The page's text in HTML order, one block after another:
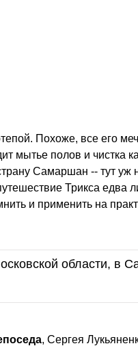
Похоже, все его
мытье полов и чистка
Самаршан -- тут уж
Трикса едва
и применить на
области, в
, Сергея